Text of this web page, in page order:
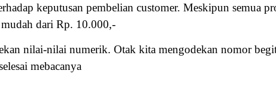
keputusan pembelian customer. Meskipun semua
dari Rp. 10.000,-
nilai-nilai numerik. Otak kita mengodekan nomor
mebacanya